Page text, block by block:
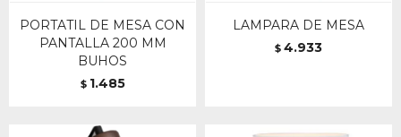
PORTATIL DE MESA CON
PANTALLA 200 MM
BUHOS
$ 1.485
LAMPARA DE MESA
$ 4.933